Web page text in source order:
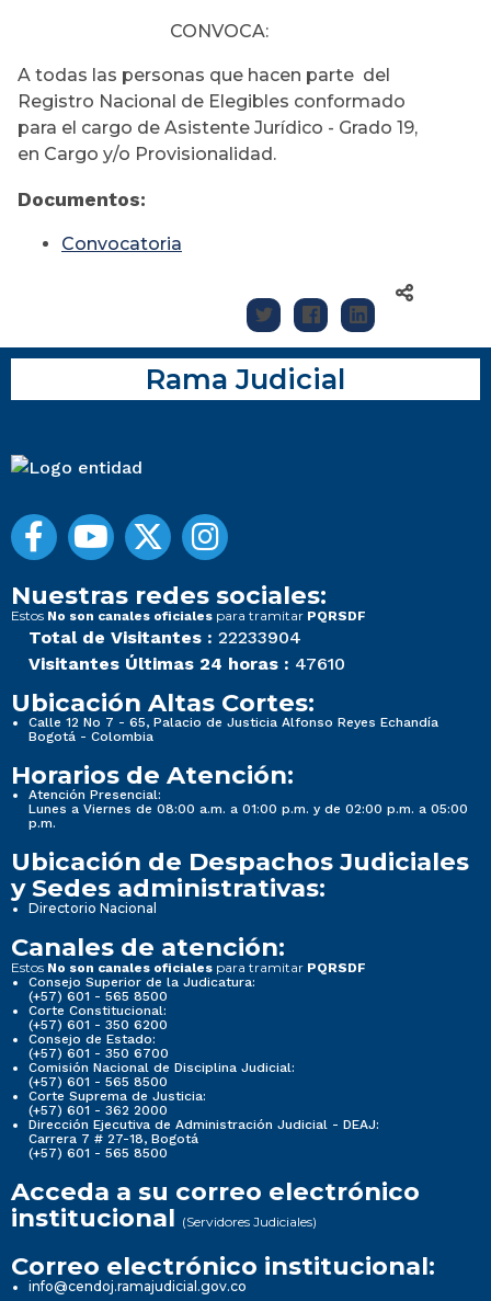
CONVOCA:
A todas las personas que hacen parte del
Registro Nacional de Elegibles conformado
para el cargo de Asistente Jurídico - Grado 19,
en Cargo y/o Provisionalidad.
Documentos:
Convocatoria
Rama Judicial
Nuestras redes sociales:
Estos No son canales oficiales para tramitar PQRSDF
Total de Visitantes : 22233904
Visitantes Últimas 24 horas : 47610
Ubicación Altas Cortes:
Calle 12 No 7 - 65, Palacio de Justicia Alfonso Reyes Echandía
Bogotá - Colombia
Horarios de Atención:
Atención Presencial:
Lunes a Viernes de 08:00 a.m. a 01:00 p.m. y de 02:00 p.m. a 05:00
p.m.
Ubicación de Despachos Judiciales
y Sedes administrativas:
Directorio Nacional
Canales de atención:
Estos No son canales oficiales para tramitar PQRSDF
Consejo Superior de la Judicatura:
(+57) 601 - 565 8500
Corte Constitucional:
(+57) 601 - 350 6200
Consejo de Estado:
(+57) 601 - 350 6700
Comisión Nacional de Disciplina Judicial:
(+57) 601 - 565 8500
Corte Suprema de Justicia:
(+57) 601 - 362 2000
Dirección Ejecutiva de Administración Judicial - DEAJ:
Carrera 7 # 27-18, Bogotá
(+57) 601 - 565 8500
Acceda a su correo electrónico
institucional (Servidores Judiciales)
Correo electrónico institucional:
info@cendoj.ramajudicial.gov.co